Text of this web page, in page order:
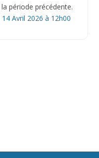
période précédente.
Avril 2026 à 12h00